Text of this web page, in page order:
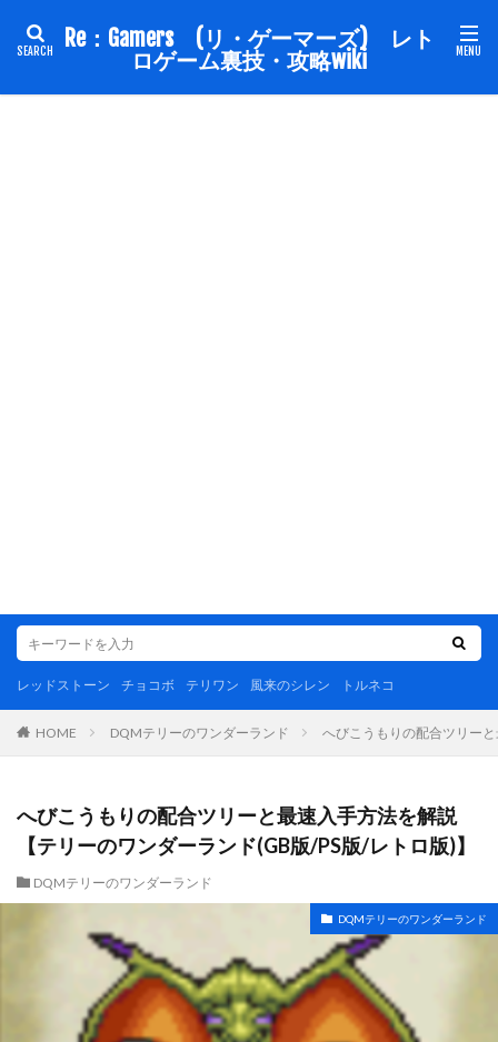
Re：Gamers (リ・ゲーマーズ) レト
ロゲーム裏技・攻略wiki
レッドストーン チョコボ テリワン 風来のシレン トルネコ
HOME DQMテリーのワンダーランド へびこうもりの配合ツリー
へびこうもりの配合ツリーと最速入手方法を解説
【テリーのワンダーランド(GB版/PS版/レトロ版)】
DQMテリーのワンダーランド
DQMテリーのワンダーランド